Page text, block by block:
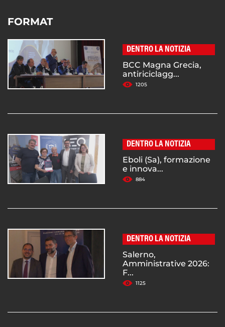
FORMAT
DENTRO LA NOTIZIA
BCC Magna Grecia,
antiriciclagg...
1205
DENTRO LA NOTIZIA
Eboli (Sa), formazione
e innova...
884
DENTRO LA NOTIZIA
Salerno,
Amministrative 2026:
F...
1125